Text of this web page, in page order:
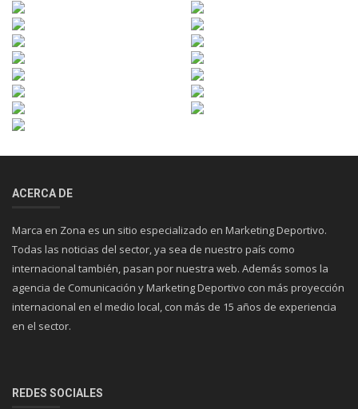
ACERCA DE
Marca en Zona es un sitio especializado en Marketing Deportivo.
Todas las noticias del sector, ya sea de nuestro país como
internacional también, pasan por nuestra web. Además somos la
agencia de Comunicación y Marketing Deportivo con más proyección
internacional en el medio local, con más de 15 años de experiencia
en el sector.
REDES SOCIALES